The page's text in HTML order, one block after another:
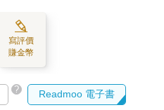
寫評價
賺金幣
? Readmoo 電子書